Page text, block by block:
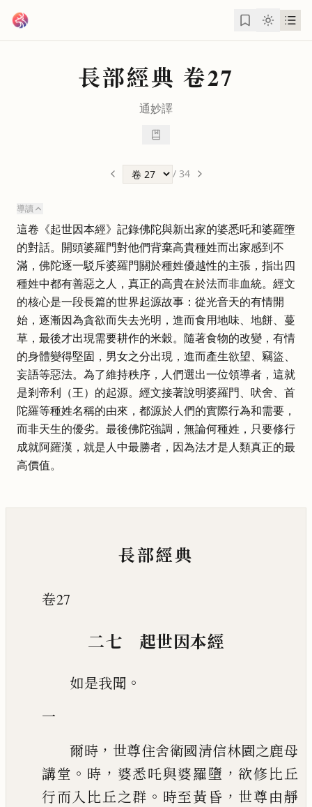
長部經典 卷27
通妙譯
/ 34
導讀
這卷《起世因本經》記錄佛陀與新出家的婆悉吒和婆羅墮
的對話。開頭婆羅門對他們背棄高貴種姓而出家感到不
滿，佛陀逐一駁斥婆羅門關於種姓優越性的主張，指出四
種姓中都有善惡之人，真正的高貴在於法而非血統。經文
的核心是一段長篇的世界起源故事：從光音天的有情開
始，逐漸因為貪欲而失去光明，進而食用地味、地餅、蔓
草，最後才出現需要耕作的米穀。隨著食物的改變，有情
的身體變得堅固，男女之分出現，進而產生欲望、竊盜、
妄語等惡法。為了維持秩序，人們選出一位領導者，這就
是剎帝利（王）的起源。經文接著說明婆羅門、吠舍、首
陀羅等種姓名稱的由來，都源於人們的實際行為和需要，
而非天生的優劣。最後佛陀強調，無論何種姓，只要修行
成就阿羅漢，就是人中最勝者，因為法才是人類真正的最
高價值。
長部經典
卷27
二七 起世因本經
如是我聞 。
一
爾時 ， 世尊住舍衛國清信林園之鹿母
講堂 。 時 ， 婆悉吒與婆羅墮 ，欲修比丘
行而入比丘之群 。 時至黃昏 ， 世尊由靜